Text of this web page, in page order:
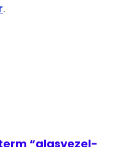
.
“glasvezel-